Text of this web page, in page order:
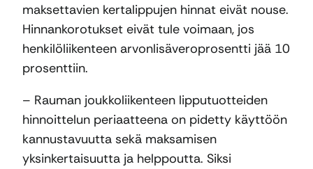
maksettavien kertalippujen hinnat eivät nouse.
Hinnankorotukset eivät tule voimaan, jos
henkilöliikenteen arvonlisäveroprosentti jää 10
prosenttiin.
– Rauman joukkoliikenteen lipputuotteiden
hinnoittelun periaatteena on pidetty käyttöön
kannustavuutta sekä maksamisen
yksinkertaisuutta ja helppoutta. Siksi